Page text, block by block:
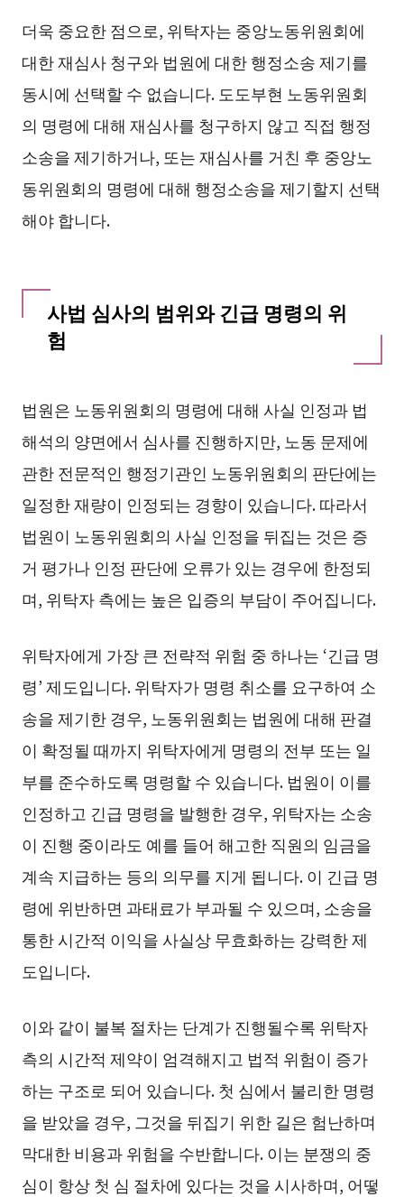
더욱 중요한 점으로, 위탁자는 중앙노동위원회에
대한 재심사 청구와 법원에 대한 행정소송 제기를
동시에 선택할 수 없습니다. 도도부현 노동위원회
의 명령에 대해 재심사를 청구하지 않고 직접 행정
소송을 제기하거나, 또는 재심사를 거친 후 중앙노
동위원회의 명령에 대해 행정소송을 제기할지 선택
해야 합니다.
사법 심사의 범위와 긴급 명령의 위
험
법원은 노동위원회의 명령에 대해 사실 인정과 법
해석의 양면에서 심사를 진행하지만, 노동 문제에
관한 전문적인 행정기관인 노동위원회의 판단에는
일정한 재량이 인정되는 경향이 있습니다. 따라서
법원이 노동위원회의 사실 인정을 뒤집는 것은 증
거 평가나 인정 판단에 오류가 있는 경우에 한정되
며, 위탁자 측에는 높은 입증의 부담이 주어집니다.
위탁자에게 가장 큰 전략적 위험 중 하나는 ‘긴급 명
령’ 제도입니다. 위탁자가 명령 취소를 요구하여 소
송을 제기한 경우, 노동위원회는 법원에 대해 판결
이 확정될 때까지 위탁자에게 명령의 전부 또는 일
부를 준수하도록 명령할 수 있습니다. 법원이 이를
인정하고 긴급 명령을 발행한 경우, 위탁자는 소송
이 진행 중이라도 예를 들어 해고한 직원의 임금을
계속 지급하는 등의 의무를 지게 됩니다. 이 긴급 명
령에 위반하면 과태료가 부과될 수 있으며, 소송을
통한 시간적 이익을 사실상 무효화하는 강력한 제
도입니다.
이와 같이 불복 절차는 단계가 진행될수록 위탁자
측의 시간적 제약이 엄격해지고 법적 위험이 증가
하는 구조로 되어 있습니다. 첫 심에서 불리한 명령
을 받았을 경우, 그것을 뒤집기 위한 길은 험난하며
막대한 비용과 위험을 수반합니다. 이는 분쟁의 중
심이 항상 첫 심 절차에 있다는 것을 시사하며, 어떻